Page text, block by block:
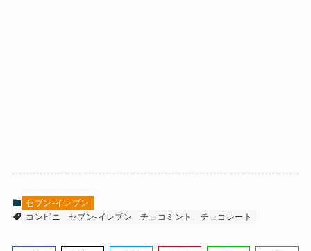
セブン-イレブン
コンビニ
セブン-イレブン チョコミント チョコレート